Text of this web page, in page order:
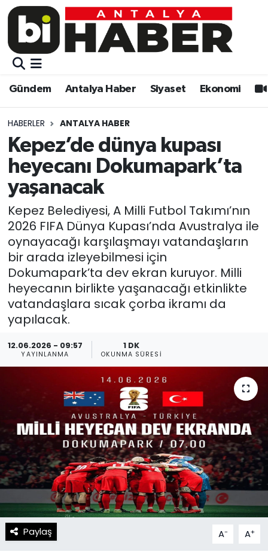
Gündem Antalya Haber Siyaset Ekonomi
HABERLER ANTALYA HABER
Kepez’de dünya kupası
heyecanı Dokumapark’ta
yaşanacak
Kepez Belediyesi, A Milli Futbol Takımı’nın
2026 FIFA Dünya Kupası’nda Avustralya ile
oynayacağı karşılaşmayı vatandaşların
bir arada izleyebilmesi için
Dokumapark’ta dev ekran kuruyor. Milli
heyecanın birlikte yaşanacağı etkinlikte
vatandaşlara sıcak çorba ikramı da
yapılacak.
12.06.2026 - 09:57
YAYINLANMA
1 DK
OKUNMA SÜRESI
Paylaş A- A+
Gündem
Siyaset
Ekonomi
Video
Eğitim
Kültür-sanat
Sağlık
Spor
Teknoloji
Resmi İlanlar
Gündem
Siyaset
Eğitim
Ekonomi
Kültür-sanat
Sağlık
Spor
Teknoloji
Yaşam
Künye
Gizlilik Sözleşmesi
İletişim
Muratpaşa Nöbetçi Eczaneler
Muratpaşa Trafik Yoğunluk Haritası
Süper Lig Puan Durumu ve Fikstür
Tüm Manşetler
Son Dakika Haberleri
Haber Arşivi